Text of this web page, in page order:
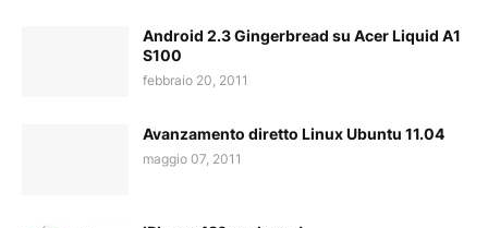
Android 2.3 Gingerbread su Acer Liquid A1
S100
febbraio 20, 2011
Avanzamento diretto Linux Ubuntu 11.04
maggio 07, 2011